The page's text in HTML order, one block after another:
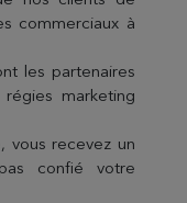
commerciaux à
les partenaires
marketing
vous recevez un
confié votre